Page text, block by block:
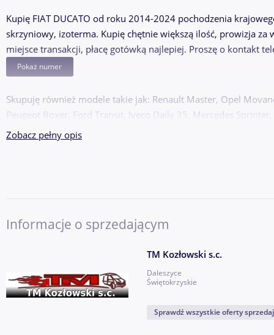
Kupię FIAT DUCATO od roku 2014-2024 pochodzenia
skrzyniowy, izoterma. Kupię chętnie większą ilość, prowizja za
miejsce transakcji, płacę gotówką najlepiej. Proszę o kontakt
Pokaż numer
Skupuję również modele takie jak: Renault Master, Opel
Peugeot Boxer, Ford Transit, Iveco Daily 35, Mercedes Sprinter,
Zobacz pełny opis
Informacje o sprzedającym
TM Kozłowski s.c.
Daleszyce
Świętokrzyskie
Sprawdź wszystkie oferty